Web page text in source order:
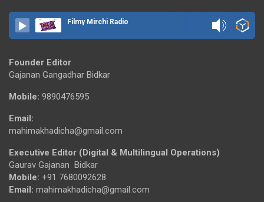
Filmy Mirchi Radio
Founder Editor
Gajanan Gangadhar Bidkar
Mobile: 9890476595
Email:
mahimakhadicha@gmail.com
Executive Editor (Digital & Multilingual Operations)
Gaurav Gajanan Bidkar
Mobile: +91 7680092628
Email: mahimakhadicha@gmail.com